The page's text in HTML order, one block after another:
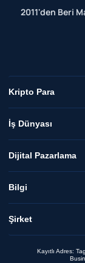
2011'den Beri
Kripto Para
İş Dünyası
Dijital Pazarlama
Bilgi
Şirket
Kayıtlı Adres: